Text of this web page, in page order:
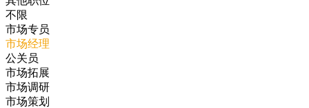
不限
市场专员
市场经理
公关员
市场拓展
市场调研
市场策划